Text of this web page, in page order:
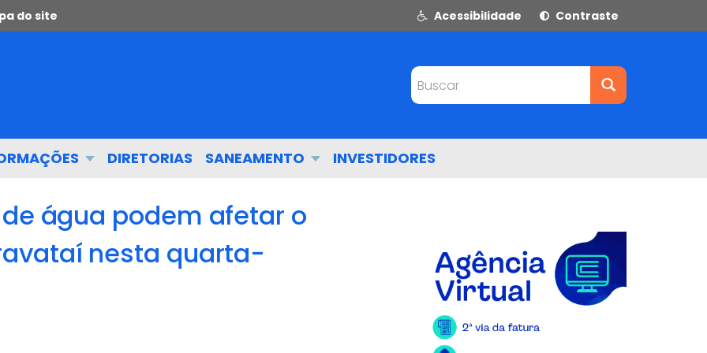
do site Acessibilidade Contraste
Buscar
DIRETORIAS SANEAMENTO INVESTIDORES
água podem afetar o
nesta quarta-